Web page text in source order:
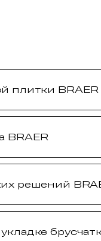
плитки BRAER
BRAER
решений